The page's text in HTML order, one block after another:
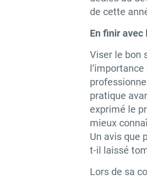
de cette
En finir avec
Viser le bon
pratique
exprimé le
mieux
Un avis que
t-il laissé
Lors de sa